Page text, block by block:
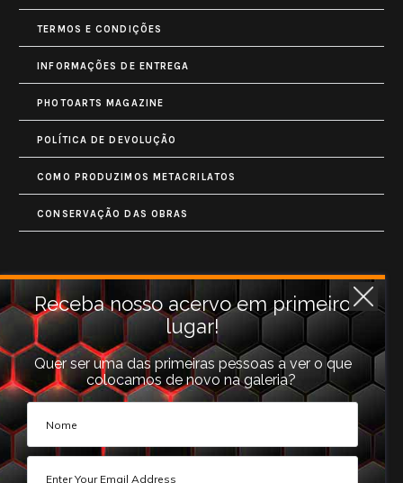
TERMOS E CONDIÇÕES
INFORMAÇÕES DE ENTREGA
PHOTOARTS MAGAZINE
POLÍTICA DE DEVOLUÇÃO
COMO PRODUZIMOS METACRILATOS
CONSERVAÇÃO DAS OBRAS
Contatos
Rua Monet, 731
Granja Vianna
Cotia, SP (06710-660).
galeria@photoarts.com.br
WhatsApp:+55 11 96253 3293
Receba nosso acervo em primeiro
lugar!
Quer ser uma das primeiras pessoas a ver o que
colocamos de novo na galeria?